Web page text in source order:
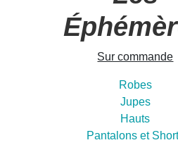
Sur commande
Robes
Jupes
Hauts
Pantalons et